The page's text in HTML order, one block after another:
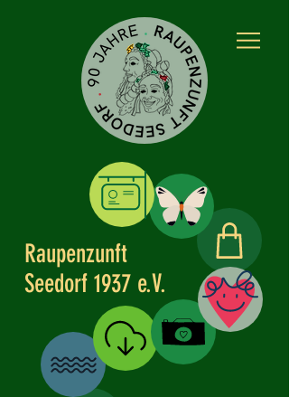
Raupenzunft
Seedorf 1937 e.V.
Kleidle